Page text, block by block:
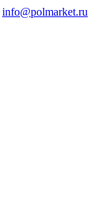
info@polmarket.ru